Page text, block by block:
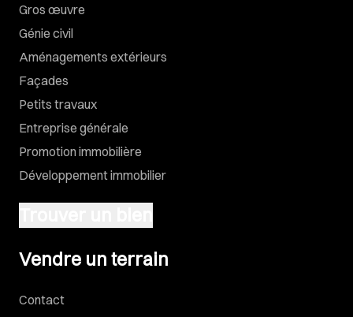
Gros œuvre
Génie civil
Aménagements extérieurs
Façades
Petits travaux
Entreprise générale
Promotion immobilière
Développement immobilier
Vendre un terrain
Contact